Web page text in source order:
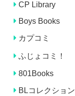
CP Library
Boys Books
カプコミ
ふじょコミ！
801Books
BLコレクション